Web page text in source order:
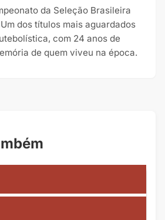
da Seleção Brasileira
dos títulos mais aguardados
com 24 anos de
de quem viveu na época.